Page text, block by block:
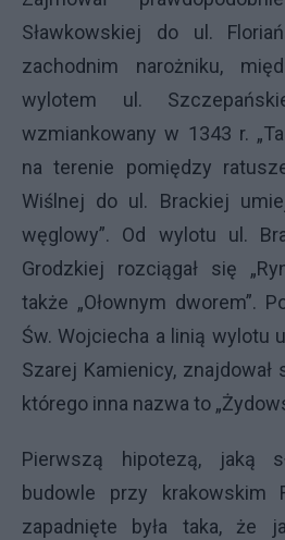
Sławkowskiej do ul.
zachodnim narożniku,
wylotem ul.
wzmiankowany w 1343 r.
na terenie pomiędzy
Wiślnej do ul. Brackiej
węglowy”. Od wylotu ul.
Grodzkiej rozciągał się
także „Ołownym dworem”.
Św. Wojciecha a linią wylotu
Szarej Kamienicy, znajdował
którego inna nazwa to
Pierwszą hipotezą, jaką
budowle przy krakowskim
zapadnięte była taka, że